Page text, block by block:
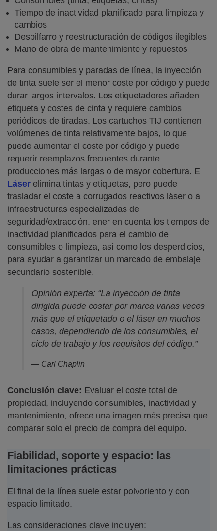
Tiempo de inactividad planificado para limpieza y
cambios
Despilfarro y reestructuración de códigos ilegibles
Mano de obra de mantenimiento y repuestos
Para consumibles y paradas de línea, la inyección
de tinta suele ser el menor coste por código y puede
durar largos intervalos. Los etiquetadores añaden
etiqueta y costes de cinta y requiere cambios
periódicos de tiradas. Los cartuchos TIJ contienen
volúmenes de tinta relativamente bajos, lo que
puede aumentar el coste por código y puede
requerir reemplazos frecuentes durante
producciones más largas o de mayor cobertura. El
Láser elimina tintas y etiquetas, pero puede
trasladar el coste a corrugados reactivos láser o a
infraestructuras especializadas de
seguridad/extracción. ener en cuenta los tiempos de
inactividad planificados para el cambio de
consumibles o limpieza, así como los desperdicios,
para ayudar a garantizar un marcado de embalaje
secundario sostenible.
Opinión experta: “La inyección de tinta
dirigida puede costar por marca varias veces
más que el etiquetado o el láser en muchos
casos, dependiendo de los consumibles, el
ciclo de trabajo y los requisitos del código.”
— Carl Chaplin
Conclusión clave: Evaluar el coste total de
propiedad, incluyendo consumibles, inactividad y
mantenimiento, ofrece una imagen más precisa que
comparar solo el precio de compra del equipo.
Fiabilidad, soporte y espacio: las
limitaciones prácticas
El final de la línea suele estar polvoriento y con
espacio limitado.
Las consideraciones clave incluyen: